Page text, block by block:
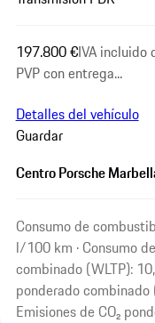
197.800 €IVA incluido
PVP con entrega...
Detalles del vehículo
Guardar
Centro Porsche
Consumo de
l/100 km · Consumo
combinado (WLTP):
ponderado
Emisiones de CO₂